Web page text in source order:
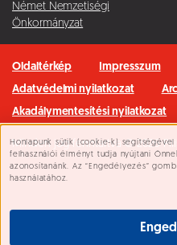
Süti beállítások
Honlapunk sütik (cookie-k)
felhasználói élményt tudja nyújtani
azonosítanánk. Az “Engedélyezés”
használatához.
Német Nemzetiségi
Önkormányzat
Oldaltérkép
Impresszum
Adatvédelmi nyilatkozat
Akadálymentesítési nyilatkozat
Minden jog fenntartva © 2026